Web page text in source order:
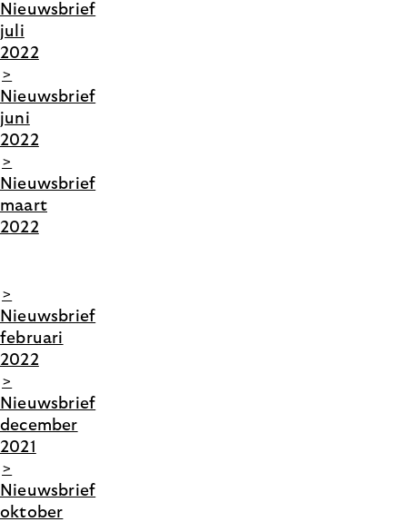
Nieuwsbrief
juli
2022
>
Nieuwsbrief
juni
2022
>
Nieuwsbrief
maart
2022
>
Nieuwsbrief
februari
2022
>
Nieuwsbrief
december
2021
>
Nieuwsbrief
oktober